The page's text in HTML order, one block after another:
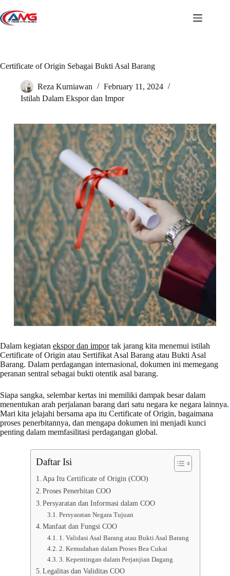
to
content
Certificate of Origin Sebagai Bukti Asal Barang
Reza Kurniawan
February 11, 2024
Istilah Dalam Ekspor dan Impor
Dalam kegiatan ekspor dan importak jarang kita menemui istilah
Certificate of Origin atau Sertifikat Asal Barang atau Bukti Asal
Barang. Dalam perdagangan internasional, dokumen ini memegang
peranan sentral sebagai bukti otentik asal barang.
Siapa sangka, selembar kertas ini memiliki dampak besar dalam
menentukan arah perjalanan barang dari satu negara ke negara lainnya.
Mari kita jelajahi bersama apa itu Certificate of Origin, bagaimana
proses penerbitannya, dan mengapa dokumen ini menjadi kunci
penting dalam memfasilitasi perdagangan global.
Daftar Isi
Apa Itu Certificate of Origin (COO)
Proses Penerbitan COO
Persyaratan dan Informasi dalam COO
Persyaratan Negara Tujuan
Manfaat dan Fungsi COO
1. Validasi Asal Barang atau Bukti Asal Barang
2. Kemudahan dalam Proses Bea Cukai
3. Kepentingan dalam Perjanjian Dagang
Legalitas dan Validitas COO